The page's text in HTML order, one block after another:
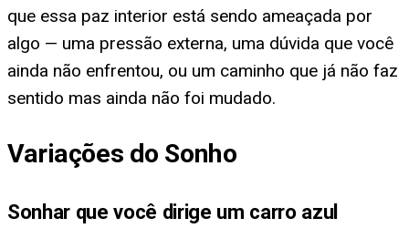
que essa paz interior está sendo ameaçada por
algo — uma pressão externa, uma dúvida que você
ainda não enfrentou, ou um caminho que já não faz
sentido mas ainda não foi mudado.
Variações do Sonho
Sonhar que você dirige um carro azul